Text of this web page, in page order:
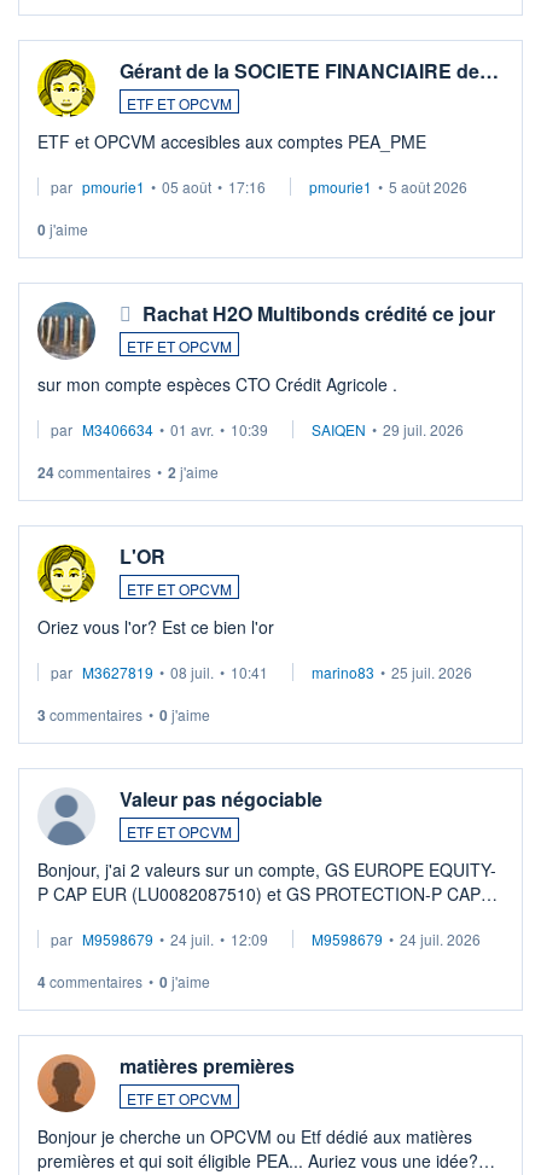
Gérant de la SOCIETE FINANCIAIRE de…
ETF ET OPCVM
ETF et OPCVM accesibles aux comptes PEA_PME
par pmourie1 • 05 août • 17:16 pmourie1 • 5 août 2026
0j'aime
Rachat H2O Multibonds crédité ce jour
ETF ET OPCVM
sur mon compte espèces CTO Crédit Agricole .
par M3406634 • 01 avr. • 10:39 SAIQEN • 29 juil. 2026
24commentaires • 2 j'aime
L'OR
ETF ET OPCVM
Oriez vous l'or? Est ce bien l'or
par M3627819 • 08 juil. • 10:41 marino83 • 25 juil. 2026
3 commentaires • 0j'aime
Valeur pas négociable
ETF ET OPCVM
Bonjour, j'ai 2 valeurs sur un compte, GS EUROPE EQUITY-
P CAP EUR (LU0082087510) et GS PROTECTION-P CAP
veux procéder à la vente, on me signale ...
par M9598679 • 24 juil. • 12:09 M9598679 • 24 juil. 2026
4commentaires • 0j'aime
matières premières
ETF ET OPCVM
Bonjour je cherche un OPCVM ou Etf dédié aux matières
premières et qui soit éligible PEA... Auriez vous une idée?